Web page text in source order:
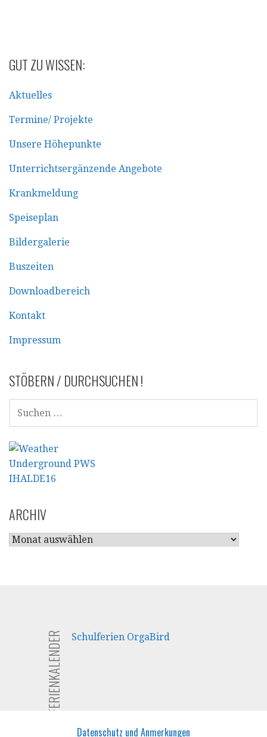
GUT ZU WISSEN:
Aktuelles
Termine/ Projekte
Unsere Höhepunkte
Unterrichtsergänzende Angebote
Krankmeldung
Speiseplan
Bildergalerie
Buszeiten
Downloadbereich
Kontakt
Impressum
STÖBERN / DURCHSUCHEN !
SUCHEN
NACH:
ARCHIV
ARCHIV
FERIENKALENDER Schulferien OrgaBird
Datenschutz und Anmerkungen